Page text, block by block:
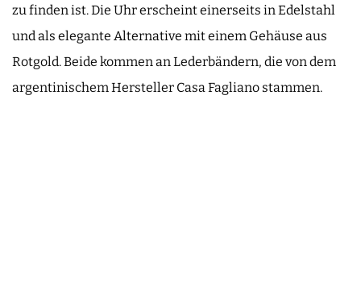
zu finden ist. Die Uhr erscheint einerseits in Edelstahl
und als elegante Alternative mit einem Gehäuse aus
Rotgold. Beide kommen an Lederbändern, die von dem
argentinischem Hersteller Casa Fagliano stammen.